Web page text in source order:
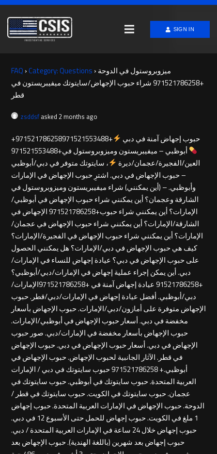
SIGN IN
FAQ ›Category: Questions › ميزوبروستول في الدوحة
+971521786258 شراء حبوب الإجهاض/سايتوتك ميفيبريستون في
قطر
zsddsfasked 2 months ago
+971521786258حبوب إجهاض آمنة في دبي
+971521553488
أبوظبي – ميفيبريستون وميزوبروستول في+971521553488
العين/الفجيرة/عجمان/ديرة
، سايتوتك متوفر في دبي/أبوظبي
– حبوب الإجهاض في دبي. اشترِ حبوب الإجهاض في الإمارات
وأبوظبي. – (أين يمكنني) شراء ميفيبريستون وميزوبروستول في
الشارقة وعجمان؟ أين يمكنني شراء حبوب الإجهاض في أبوظبي/
الإمارات؟ أين يمكنني شراء حبوب+971521786258 الإجهاض في
الشارقة/الإمارات؟ أين يمكنني شراء حبوب الإجهاض في عجمان/
الإمارات؟ أين يمكنني شراء حبوب الإجهاض في الفجيرة/الإمارات؟
كيف هي حبوب الإجهاض في دبي/الإمارات؟ هل يمكنني الحصول
على حبوب الإجهاض في دبي؟ عيادة إجهاض للنساء في الإمارات/
دبي. أين يمكن إجراء عملية إجهاض في الإمارات/دبي/أبوظبي؟
+91521786258 عيادة إجهاض آمنة في +971521786258الإمارات/
دبي/أبوظبي. أفضل عيادة إجهاض في الإمارات/دبي/قطر. حبوب
الإجهاض متوفرة على أمازون/دبي/الإمارات. حبوب الإجهاض بأسعار
مخفضة في دبي. أسعار حبوب الإجهاض في أبوظبي/الإمارات.
حبوب الإجهاض بأسعار مخفضة في الإمارات/دبي. صور حبوب
الإجهاض في دبي. أسعار حبوب الإجهاض في دبي. حبوب الإجهاض
في قطر. الآثار الجانبية لحبوب الإجهاض. حبوب الإجهاض في
أبوظبي.+ 971521786258 حبوب سايتوتك في دبي / الإمارات
العربية المتحدة. حبوب سايتوتك في أبوظبي. حبوب سايتوتك في
عجمان. حبوب سايتوتك في الكويت. حبوب سايتوتك في قطر /
الدوحة. حبوب الإجهاض في الإمارات العربية المتحدة. حبوب إجهاض
1 ملغ في الكويت. حبوب إجهاض للحمل حتى الأسبوع 12 في دبي.
حبوب إجهاض خلال 24 ساعة في الإمارات العربية المتحدة / دبي.
حبوب إجهاض بعد شهرين (باللغة الهندية). حبوب الإجهاض بعد